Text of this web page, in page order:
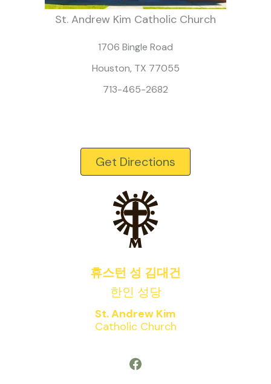
St. Andrew Kim Catholic Church
1706 Bingle Road
Houston, TX 77055
713-465-2682
Get Directions
휴스턴 성 김대건
한인 성당
St. Andrew Kim
Catholic Church
Facebook